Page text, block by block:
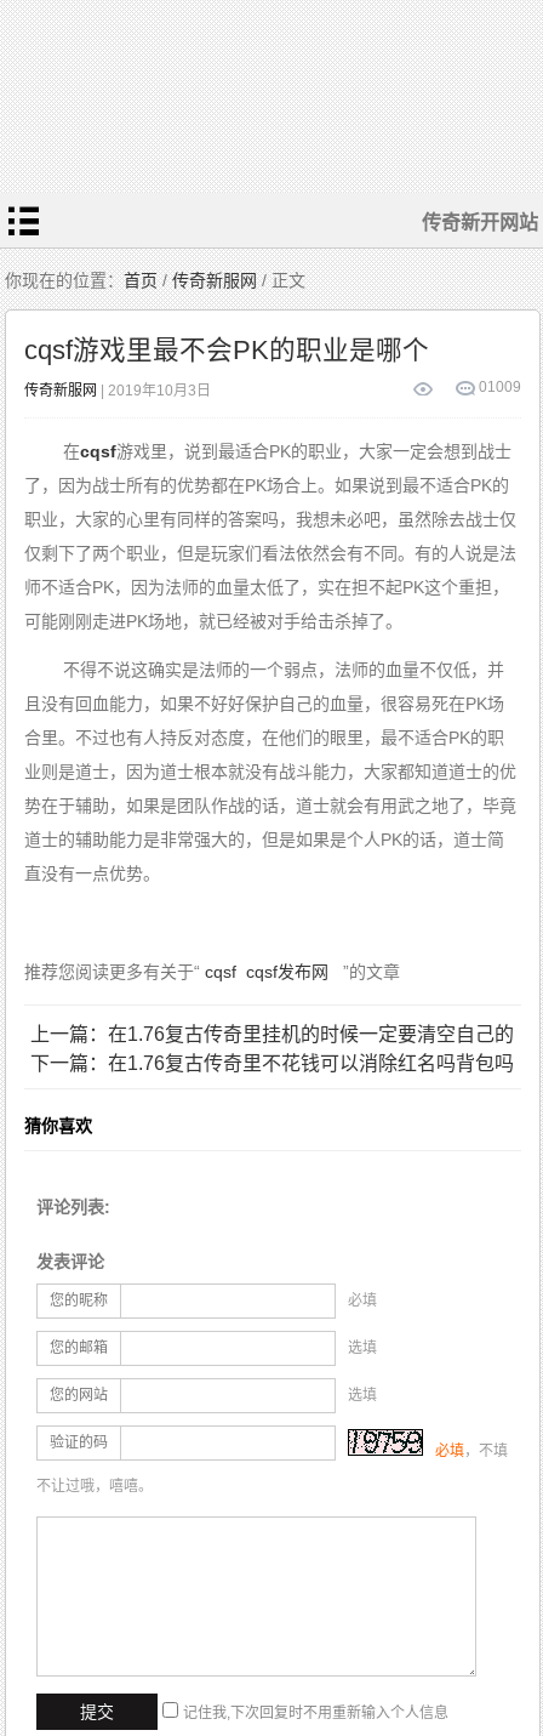
传奇新开网站
你现在的位置：首页/传奇新服网/ 正文
cqsf游戏里最不会PK的职业是哪个
1009
0
传奇新服网 | 2019年10月3日
在cqsf游戏里，说到最适合PK的职业，大家一定会想到战士
了，因为战士所有的优势都在PK场合上。如果说到最不适合PK的
职业，大家的心里有同样的答案吗，我想未必吧，虽然除去战士仅
仅剩下了两个职业，但是玩家们看法依然会有不同。有的人说是法
师不适合PK，因为法师的血量太低了，实在担不起PK这个重担，
可能刚刚走进PK场地，就已经被对手给击杀掉了。
不得不说这确实是法师的一个弱点，法师的血量不仅低，并
且没有回血能力，如果不好好保护自己的血量，很容易死在PK场
合里。不过也有人持反对态度，在他们的眼里，最不适合PK的职
业则是道士，因为道士根本就没有战斗能力，大家都知道道士的优
势在于辅助，如果是团队作战的话，道士就会有用武之地了，毕竟
道士的辅助能力是非常强大的，但是如果是个人PK的话，道士简
直没有一点优势。
推荐您阅读更多有关于“cqsf cqsf发布网 ”的文章
上一篇：在1.76复古传奇里挂机的时候一定要清空自己的
背包吗
下一篇：在1.76复古传奇里不花钱可以消除红名吗
猜你喜欢
评论列表:
发表评论
您的昵称 必填
您的邮箱 选填
您的网站 选填
验证的码 必填，不填
不让过哦，嘻嘻。
记住我,下次回复时不用重新输入个人信息